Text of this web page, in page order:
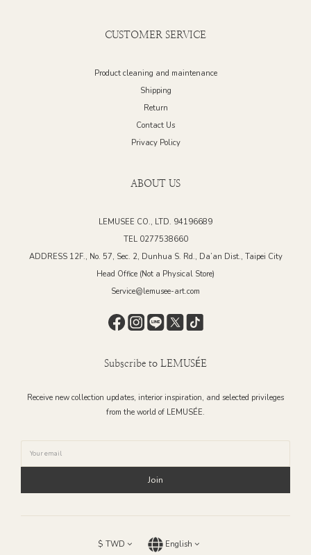
CUSTOMER SERVICE
Product cleaning and maintenance
Shipping
Return
Contact Us
Privacy Policy
ABOUT US
LEMUSEE CO., LTD. 94196689
TEL 0277538660
ADDRESS 12F., No. 57, Sec. 2, Dunhua S. Rd., Da’an Dist., Taipei City
Head Office (Not a Physical Store)
Service@lemusee-art.com
Subscribe to LEMUSÉE
Receive new collection updates, interior inspiration, and selected privileges
from the world of LEMUSÉE.
Join
$ TWD English